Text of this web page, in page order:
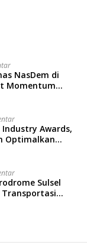
NasDem di
Momentum
Awards,
Optimalkan
Sulsel
Transportasi